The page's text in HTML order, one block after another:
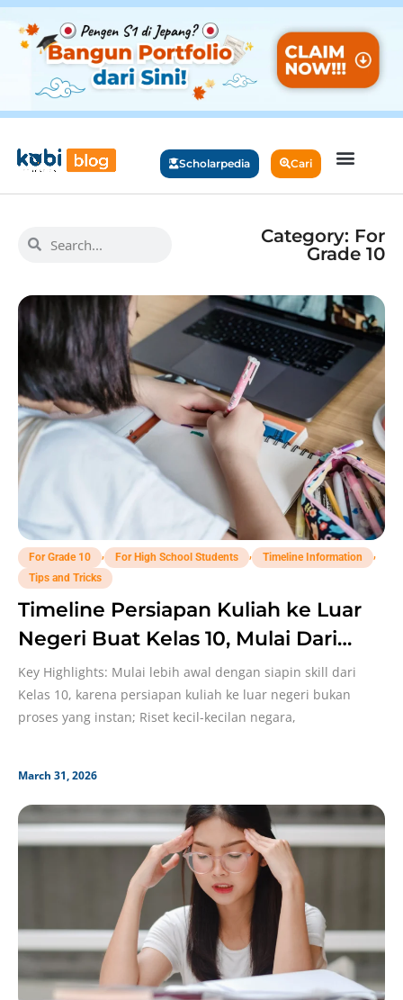
Scholarpedia Cari
Category: For
Grade 10
For Grade 10 For High School Students Timeline Information
Tips and Tricks
Timeline Persiapan Kuliah ke Luar
Negeri Buat Kelas 10, Mulai Dari
Persiapan Skill Sampai IELTS!
Key Highlights: Mulai lebih awal dengan siapin skill dari
Kelas 10, karena persiapan kuliah ke luar negeri bukan
proses yang instan; Riset kecil-kecilan negara,
March 31, 2026